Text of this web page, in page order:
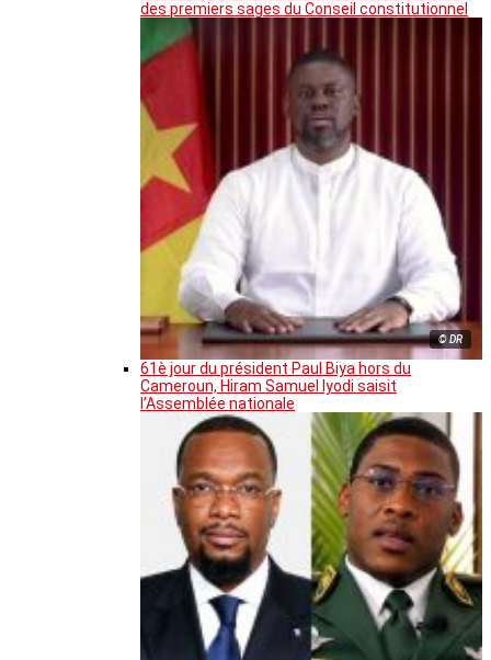
des premiers sages du Conseil constitutionnel
© DR
61è jour du président Paul Biya hors du
Cameroun, Hiram Samuel Iyodi saisit
l’Assemblée nationale